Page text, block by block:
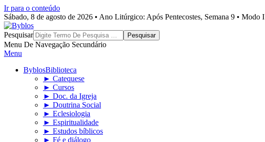
Ir para o conteúdo
Sábado, 8 de agosto de 2026 • Ano Litúrgico: Após Pentecostes, Semana 9 • Modo I
Byblos
Pesquisar
Menu De Navegação Secundário
Menu
ByblosBiblioteca
► Catequese
► Cursos
► Doc. da Igreja
► Doutrina Social
► Eclesiologia
► Espiritualidade
► Estudos bíblicos
► Fé e diálogo